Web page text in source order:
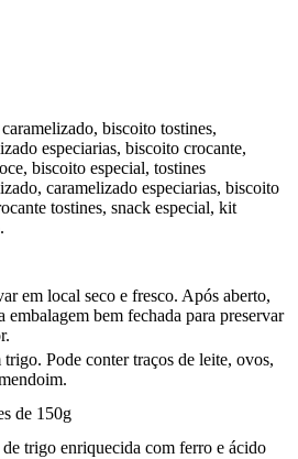
biscoito tostines,
especiarias, biscoito crocante,
biscoito especial, tostines
caramelizado especiarias, biscoito
tostines, snack especial, kit
em local seco e fresco. Após aberto,
embalagem bem fechada para preservar
trigo. Pode conter traços de leite, ovos,
de 150g
trigo enriquecida com ferro e ácido